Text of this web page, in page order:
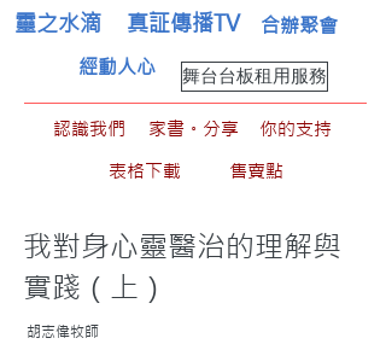
靈之水滴 真証傳播TV 合辦聚會
舞台台板租用服務
經動人心
認識我們 家書。分享
你的支持
表格下載
售賣點
我對身心靈醫治的理解與
實踐（上）
胡志偉牧師